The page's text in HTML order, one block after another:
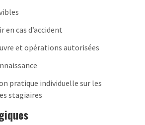
en cas d’accident
et opérations autorisées
pratique individuelle sur les
stagiaires